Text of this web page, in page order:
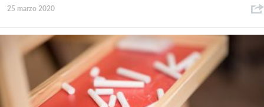
25 marzo 2020